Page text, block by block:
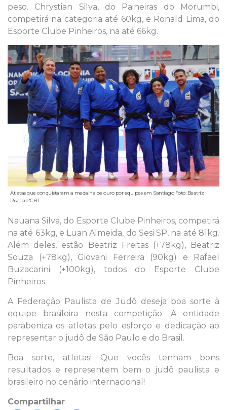
peso. Chrystian Silva, do Paineiras do Morumbi,
competirá na categoria até 60kg, e Ronald Lima, do
Esporte Clube Pinheiros, na até 66kg.
Atletas que conquistaram a medalha de ouro por equipes em Santiago Foto: Beatriz
Riscado?CBJ
Nauana Silva, do Esporte Clube Pinheiros, competirá
na até 63kg, e Luan Almeida, do Sesi SP, na até 81kg.
Além deles, estão Beatriz Freitas (+78kg), Beatriz
Souza (+78kg), Giovani Ferreira (90kg) e Rafael
Buzacarini (+100kg), todos do Esporte Clube
Pinheiros.
A Federação Paulista de Judô deseja boa sorte à
equipe brasileira nesta competição. A entidade
parabeniza os atletas pelo esforço e dedicação ao
representar o judô de São Paulo e do Brasil.
Boa sorte, atletas! Que vocês tenham bons
resultados e representem bem o judô paulista e
brasileiro no cenário internacional!
Compartilhar